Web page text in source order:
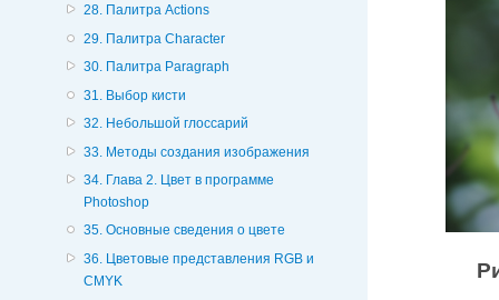
28. Палитра Actions
29. Палитра Character
30. Палитра Paragraph
31. Выбор кисти
32. Небольшой глоссарий
33. Методы создания изображения
34. Глава 2. Цвет в программе
Photoshop
35. Основные сведения о цвете
36. Цветовые представления RGB и
CMYK